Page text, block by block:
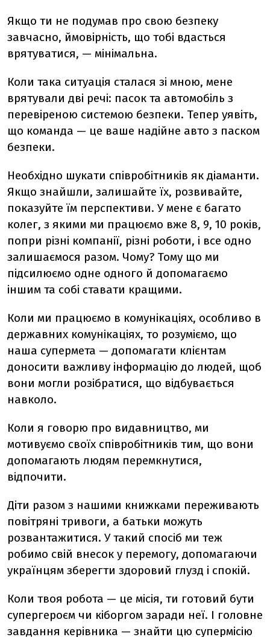
Якщо ти не подумав про свою безпеку
завчасно, ймовірність, що тобі вдасться
врятуватися, — мінімальна.
Коли така ситуація сталася зі мною, мене
врятували дві речі: пасок та автомобіль з
перевіреною системою безпеки. Тепер уявіть,
що команда — це ваше надійне авто з паском
безпеки.
Необхідно шукати співробітників як діаманти.
Якщо знайшли, залишайте їх, розвивайте,
показуйте їм перспективи. У мене є багато
колег, з якими ми працюємо вже 8, 9, 10 років,
попри різні компанії, різні роботи, і все одно
залишаємося разом. Чому? Тому що ми
підсилюємо одне одного й допомагаємо
іншим та собі ставати кращими.
Коли ми працюємо в комунікаціях, особливо в
державних комунікаціях, то розуміємо, що
наша супермета — допомагати клієнтам
доносити важливу інформацію до людей, щоб
вони могли розібратися, що відбувається
навколо.
Коли я говорю про видавництво, ми
мотивуємо своїх співробітників тим, що вони
допомагають людям перемкнутися,
відпочити.
Діти разом з нашими книжками переживають
повітряні тривоги, а батьки можуть
розвантажитися. У такий спосіб ми теж
робимо свій внесок у перемогу, допомагаючи
українцям зберегти здоровий глузд і спокій.
Коли твоя робота — це місія, ти готовий бути
супергероєм чи кіборгом заради неї. І головне
завдання керівника — знайти цю супермісію